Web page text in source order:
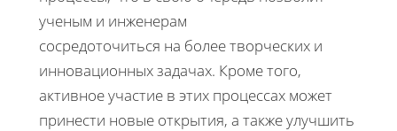
ученым и инженерам
сосредоточиться на более творческих и
инновационных задачах. Кроме того,
активное участие в этих процессах может
принести новые открытия, а также улучшить